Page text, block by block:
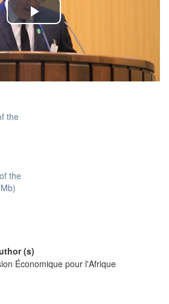
Play
Video
the
the
(s)
Économique pour l'Afrique